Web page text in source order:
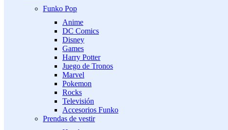
Funko Pop
Anime
DC Comics
Disney
Games
Harry Potter
Juego de Tronos
Marvel
Pokemon
Rocks
Televisión
Accesorios Funko
Prendas de vestir